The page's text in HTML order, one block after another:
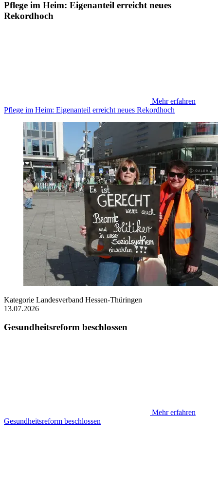
Pflege im Heim: Eigenanteil erreicht neues
Rekordhoch
Mehr erfahren
Pflege im Heim: Eigenanteil erreicht neues Rekordhoch
Kategorie Landesverband Hessen-Thüringen
13.07.2026
Gesundheitsreform beschlossen
Mehr erfahren
Gesundheitsreform beschlossen